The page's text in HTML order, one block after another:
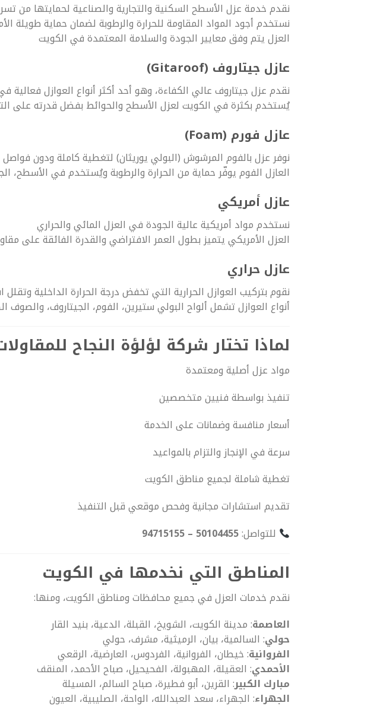
نقدم خدمة عزل الأسطح السكنية والتجارية والصناعية لحمايتها من
نستخدم أجود المواد المقاومة للحرارة والرطوبة لضمان حماية طويلة
العزل يتم وفق معايير الجودة والسلامة المعتمدة في الكويت
عازل جيتاروف (Gitaroof)
نقدم عزل جيتاروف عالي الكفاءة، وهو أحد أكثر أنواع العوازل فعالية
يُستخدم بكثرة في الكويت لعزل الأسطح والحوائط بفضل قدرته على
عازل فورم (Foam)
نوفر عزل بالفوم المرشوش (البولي يوريثان) لتغطية كاملة ودون فواصل
العازل الفوم يوفّر حماية من الحرارة والرطوبة ويُستخدم في الأسطح،
عازل أمريكي
نستخدم مواد أمريكية عالية الجودة في العزل المائي والحراري
العزل الأمريكي يتميز بطول العمر الافتراضي والقدرة الفائقة على
عازل حراري
نقوم بتركيب العوازل الحرارية التي تخفض درجة الحرارة الداخلية وتقلل
أنواع العوازل تشمل ألواح البولي ستيرين، الفوم، الجيتاروف، والصوف
لماذا تختار شركة لؤلؤة النجاح
مواد عزل أصلية ومعتمدة
تنفيذ بواسطة فنيين متخصصين
أسعار منافسة وضمانات على الخدمة
سرعة في الإنجاز والتزام بالمواعيد
تغطية شاملة لجميع مناطق الكويت
تقديم استشارات مجانية وفحص موقعي قبل التنفيذ
للتواصل:50104455 – 94715155
المناطق التي نخدمها في الكويت
نقدم خدمات العزل في جميع محافظات ومناطق الكويت، ومنها:
العاصمة: مدينة الكويت، الشويخ، القبلة، الدعية، بنيد القار
حولي: السالمية، بيان، الرميثية، مشرف، حولي
الفروانية: خيطان، الفروانية، الفردوس، العارضية، الرقعي
الأحمدي: العقيلة، المهبولة، الفحيحيل، صباح الأحمد، المنقف
مبارك الكبير: القرين، أبو فطيرة، صباح السالم، المسيلة
الجهراء: الجهراء، سعد العبدالله، الواحة، الصليبية، العيون